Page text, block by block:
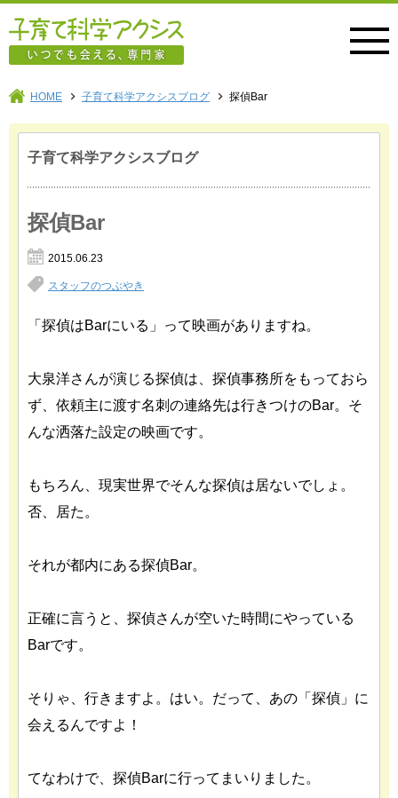
HOME 子育て科学アクシスブログ 探偵Bar
子育て科学アクシスブログ
探偵Bar
2015.06.23
スタッフのつぶやき
「探偵はBarにいる」って映画がありますね。
大泉洋さんが演じる探偵は、探偵事務所をもっておら
ず、依頼主に渡す名刺の連絡先は行きつけのBar。そ
んな洒落た設定の映画です。
もちろん、現実世界でそんな探偵は居ないでしょ。
否、居た。
それが都内にある探偵Bar。
正確に言うと、探偵さんが空いた時間にやっている
Barです。
そりゃ、行きますよ。はい。だって、あの「探偵」に
会えるんですよ！
てなわけで、探偵Barに行ってまいりました。